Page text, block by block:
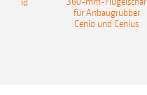
für Anbaugrubber
Cenio und Cenius